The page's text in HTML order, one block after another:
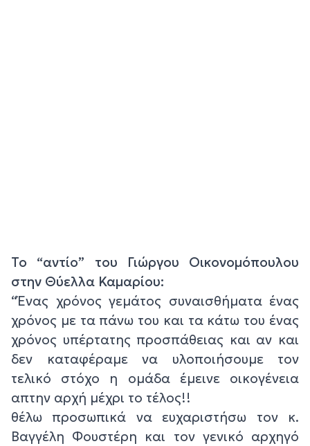
Το “αντίο” του Γιώργου Οικονομόπουλου
στην Θύελλα Καμαρίου:
“Ένας χρόνος γεμάτος συναισθήματα ένας
χρόνος με τα πάνω του και τα κάτω του ένας
χρόνος υπέρτατης προσπάθειας και αν και
δεν καταφέραμε να υλοποιήσουμε τον
τελικό στόχο η ομάδα έμεινε οικογένεια
απτην αρχή μέχρι το τέλος!!
θέλω προσωπικά να ευχαριστήσω τον κ.
Βαγγέλη Φουστέρη και τον γενικό αρχηγό